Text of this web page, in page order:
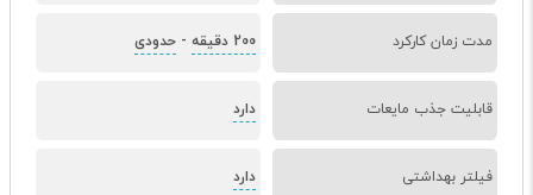
مدت زمان کارکرد 200 دقیقه - حدودی
قابلیت جذب مایعات دارد
فیلتر بهداشتی دارد